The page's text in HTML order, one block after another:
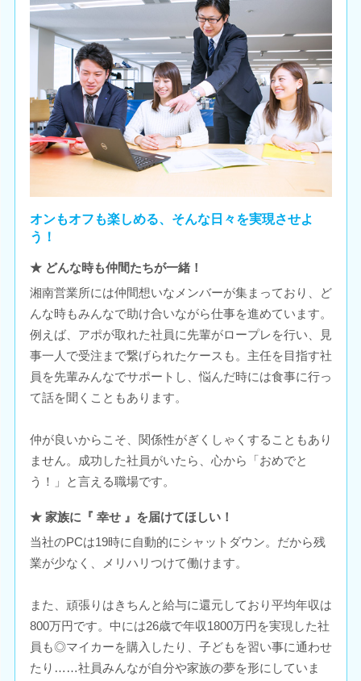
オンもオフも楽しめる、そんな日々を実現させよ
う！
★ どんな時も仲間たちが一緒！
湘南営業所には仲間想いなメンバーが集まっており、ど
んな時もみんなで助け合いながら仕事を進めています。
例えば、アポが取れた社員に先輩がロープレを行い、見
事一人で受注まで繋げられたケースも。主任を目指す社
員を先輩みんなでサポートし、悩んだ時には食事に行っ
て話を聞くこともあります。
仲が良いからこそ、関係性がぎくしゃくすることもあり
ません。成功した社員がいたら、心から「おめでと
う！」と言える職場です。
★ 家族に『 幸せ 』を届けてほしい！
当社のPCは19時に自動的にシャットダウン。だから残
業が少なく、メリハリつけて働けます。
また、頑張りはきちんと給与に還元しており平均年収は
800万円です。中には26歳で年収1800万円を実現した社
員も◎マイカーを購入したり、子どもを習い事に通わせ
たり……社員みんなが自分や家族の夢を形にしていま